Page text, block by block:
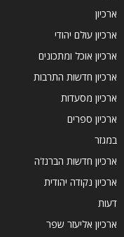
ארכיון
ארכיון עולם יהודי
ארכיון אוכל ומתכונים
ארכיון חדשות התרבות
ארכיון מסעדות
ארכיון ספרים
במגזר
ארכיון חדשות הברנז'ה
ארכיון נקודה יהודית
דעות
ארכיון אליעזר שפר